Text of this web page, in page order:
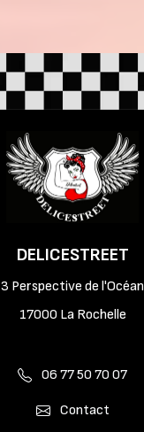
DELICESTREET
3 Perspective de l'Océan
17000 La Rochelle
06 77 50 70 07
Contact